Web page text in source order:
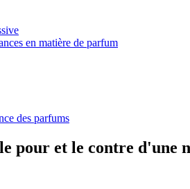
en matière de parfum
des parfums
pour et le contre d'une